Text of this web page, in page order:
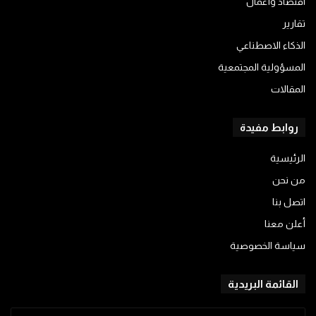
تقارير
الذكاء الاصطناعي
المسؤولية المجتمعية
المقالات
روابط مفيدة
الرئيسية
من نحن
اتصل بنا
أعلن معنا
سياسة الخصوصية
القائمة البريدية